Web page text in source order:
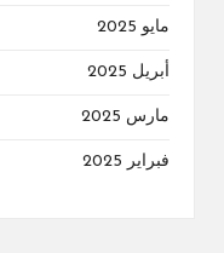
مايو 2025
أبريل 2025
مارس 2025
فبراير 2025